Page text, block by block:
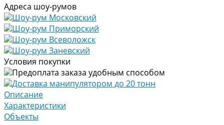
Адреса шоу-румов
Шоу-рум Московский
Шоу-рум Приморский
Шоу-рум Всеволожск
Шоу-рум Заневский
Условия покупки
Предоплата заказа удобным способом
Доставка манипулятором до 20 тонн
Описание
Характеристики
Объекты